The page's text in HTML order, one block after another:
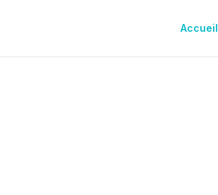
Accueil